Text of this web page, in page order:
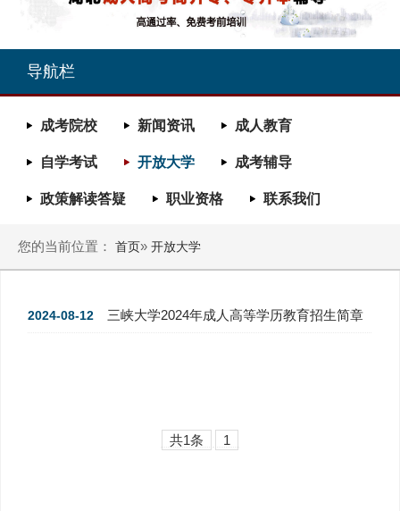
导航栏
成考院校 新闻资讯 成人教育
自学考试 开放大学 成考辅导
政策解读答疑 职业资格 联系我们
您的当前位置： 首页» 开放大学
2024-08-12 三峡大学2024年成人高等学历教育招生简章
共1条 1